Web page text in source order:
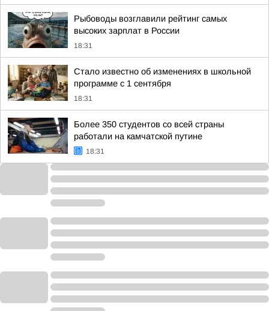
Рыбоводы возглавили рейтинг самых
высоких зарплат в России
18:31
Стало известно об изменениях в школьной
программе с 1 сентября
18:31
Более 350 студентов со всей страны
работали на камчатской путине
18:31